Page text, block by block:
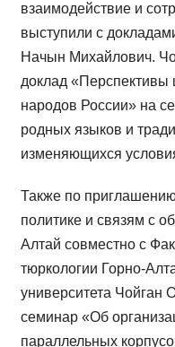
взаимодействие и
выступили с
Начын Михайлович.
доклад «Перспективы
народов России» на
родных языков и
изменяющихся
Также по
политике и связям с
Алтай совместно с
тюркологии Горно-
университета Чойган
семинар «Об
параллельных